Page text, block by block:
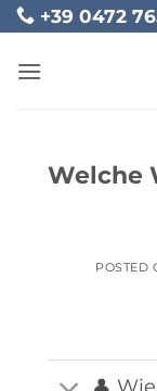
Skip
to
content
+39 0472
Welche
POSTED
👤